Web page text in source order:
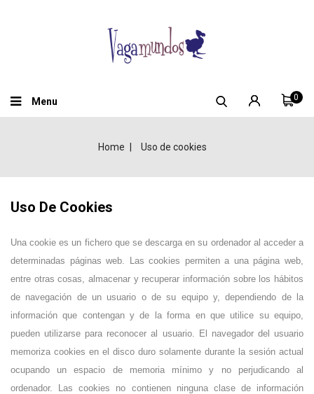
0
Menu
Home Uso de cookies
Uso De Cookies
Una cookie es un fichero que se descarga en su ordenador al acceder a
determinadas páginas web. Las cookies permiten a una página web,
entre otras cosas, almacenar y recuperar información sobre los hábitos
de navegación de un usuario o de su equipo y, dependiendo de la
información que contengan y de la forma en que utilice su equipo,
pueden utilizarse para reconocer al usuario. El navegador del usuario
memoriza cookies en el disco duro solamente durante la sesión actual
ocupando un espacio de memoria mínimo y no perjudicando al
ordenador. Las cookies no contienen ninguna clase de información